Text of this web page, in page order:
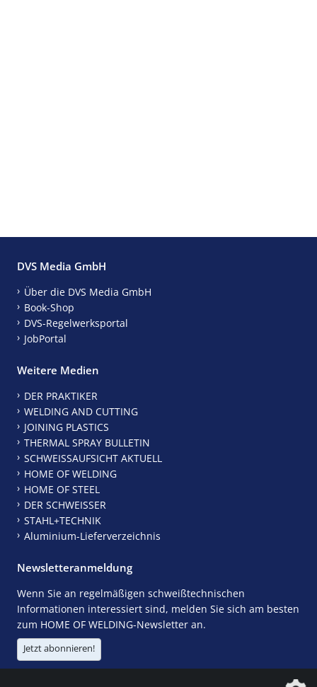
DVS Media GmbH
Über die DVS Media GmbH
Book-Shop
DVS-Regelwerksportal
JobPortal
Weitere Medien
DER PRAKTIKER
WELDING AND CUTTING
JOINING PLASTICS
THERMAL SPRAY BULLETIN
SCHWEISSAUFSICHT AKTUELL
HOME OF WELDING
HOME OF STEEL
DER SCHWEISSER
STAHL+TECHNIK
Aluminium-Lieferverzeichnis
Newsletteranmeldung
Wenn Sie an regelmäßigen schweißtechnischen
Informationen interessiert sind, melden Sie sich am besten
zum HOME OF WELDING-Newsletter an.
Jetzt abonnieren!